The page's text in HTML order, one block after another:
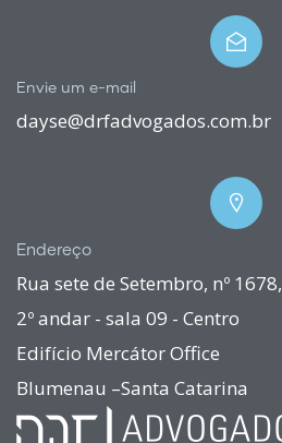
Envie um e-mail
dayse@drfadvogados.com.br
Endereço
Rua sete de Setembro, nº 1678,
2º andar - sala 09 - Centro
Edifício Mercátor Office
Blumenau –Santa Catarina